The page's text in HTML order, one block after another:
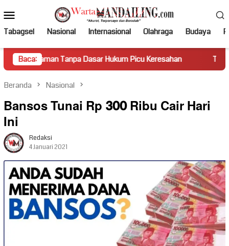
ke
kontenMobile
Tabagsel Nasional Internasional Olahraga Budaya
Baca:
Tanpa Dasar Hukum Picu Keresahan Truk Miring Hambat
Beranda Nasional
Bansos Tunai Rp 300 Ribu Cair Hari
Ini
Redaksi
4 Januari 2021